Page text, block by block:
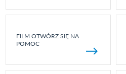
FILM OTWÓRZ SIĘ NA
POMOC